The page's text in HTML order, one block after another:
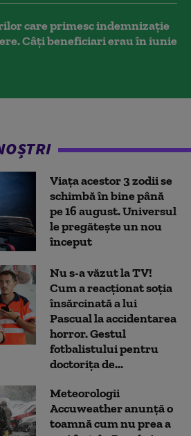
care primesc indemnizaţie
Câți beneficiari erau în iunie
Viața acestor 3 zodii se
schimbă în bine până
pe 16 august. Universul
le pregătește un nou
început
Nu s-a văzut la TV!
Cum a reacţionat soţia
însărcinată a lui
Pascual la accidentarea
horror. Gestul
fotbalistului pentru
doctoriţa de...
Meteorologii
Accuweather anunță o
toamnă cum nu prea a